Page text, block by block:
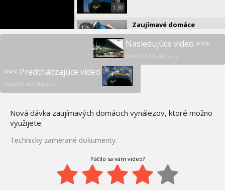
1:30
0:03
126.
Zaujímavé domáce
vynálezy
1:07
Stavebné katastrofy - 2
1:21
Sekundy pred
0:00
0:11
130.
Sekundy pred
katastrofou - Havária
vlaku Sunset limited
Nasledujúce video >>>
Stavebné katastrofy - 2
<<< Predchádzajúce video
Vyzdvihnutie Kursku
Nová dávka zaujímavých domácich vynálezov, ktoré možno
využijete.
Technicky zamerané dokumenty.
Páčilo sa vám video?